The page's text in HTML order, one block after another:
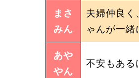
まさ
みん
夫婦仲良
ゃんが一緒
あや
やん
不安もある